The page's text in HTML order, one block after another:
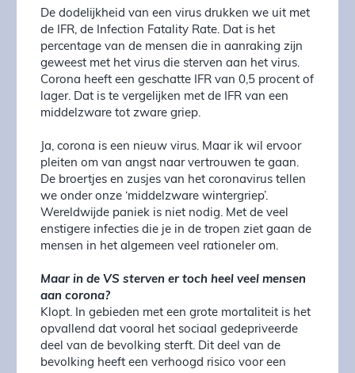
De dodelijkheid van een virus drukken we uit met
de IFR, de Infection Fatality Rate. Dat is het
percentage van de mensen die in aanraking zijn
geweest met het virus die sterven aan het virus.
Corona heeft een geschatte IFR van 0,5 procent of
lager. Dat is te vergelijken met de IFR van een
middelzware tot zware griep.
Ja, corona is een nieuw virus. Maar ik wil ervoor
pleiten om van angst naar vertrouwen te gaan.
De broertjes en zusjes van het coronavirus tellen
we onder onze ‘middelzware wintergriep’.
Wereldwijde paniek is niet nodig. Met de veel
enstigere infecties die je in de tropen ziet gaan de
mensen in het algemeen veel rationeler om.
Maar in de VS sterven er toch heel veel mensen
aan corona?
Klopt. In gebieden met een grote mortaliteit is het
opvallend dat vooral het sociaal gedepriveerde
deel van de bevolking sterft. Dit deel van de
bevolking heeft een verhoogd risico voor een